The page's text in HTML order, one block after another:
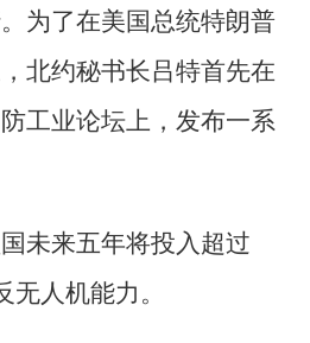
为了在美国总统特朗普
北约秘书长吕特首先在
工业论坛上，发布一系
未来五年将投入超过
无人机能力。